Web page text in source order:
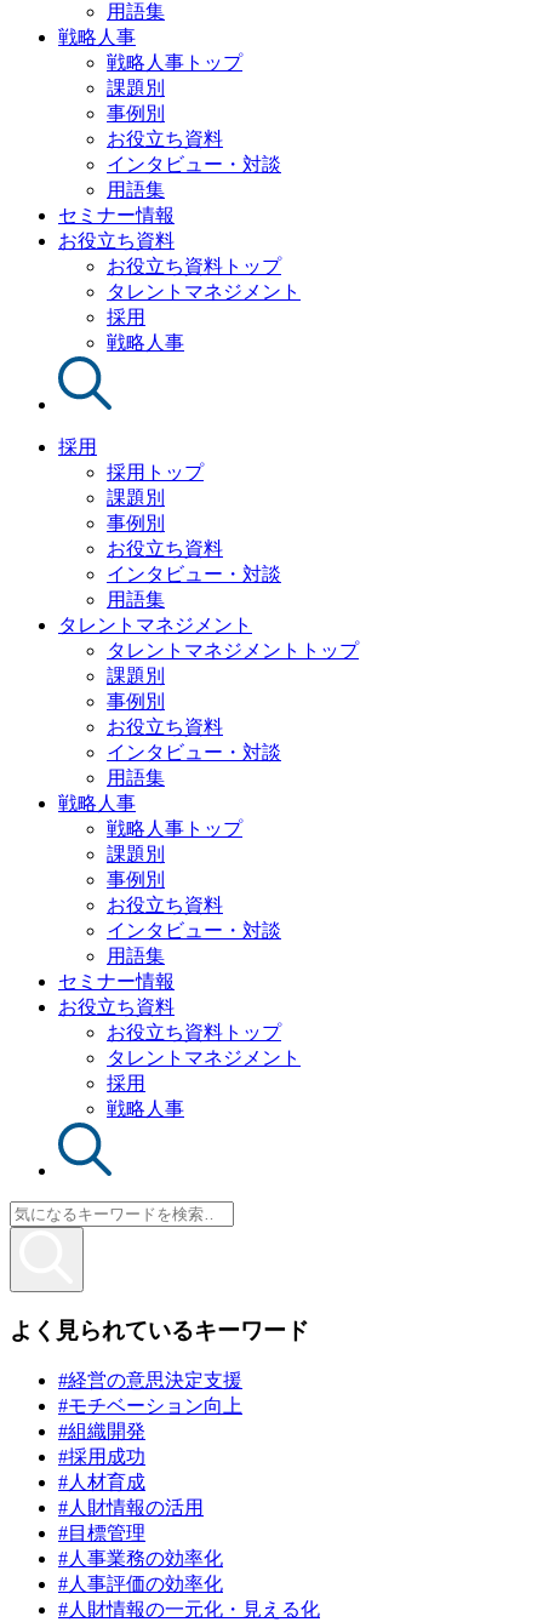
用語集
戦略人事
戦略人事トップ
課題別
事例別
お役立ち資料
インタビュー・対談
用語集
セミナー情報
お役立ち資料
お役立ち資料トップ
タレントマネジメント
採用
戦略人事
採用
採用トップ
課題別
事例別
お役立ち資料
インタビュー・対談
用語集
タレントマネジメント
タレントマネジメントトップ
課題別
事例別
お役立ち資料
インタビュー・対談
用語集
戦略人事
戦略人事トップ
課題別
事例別
お役立ち資料
インタビュー・対談
用語集
セミナー情報
お役立ち資料
お役立ち資料トップ
タレントマネジメント
採用
戦略人事
よく見られているキーワード
#経営の意思決定支援
#モチベーション向上
#組織開発
#採用成功
#人材育成
#人財情報の活用
#目標管理
#人事業務の効率化
#人事評価の効率化
#人財情報の一元化・見える化